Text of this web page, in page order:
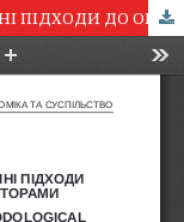
ТЕОРЕТИЧНІ АСПЕКТИ ТА МЕТОДИЧНІ ПІДХОДИ ДО ОБЛІКУ РОЗРАХУНКІВ З ДЕБІТОРАМИ